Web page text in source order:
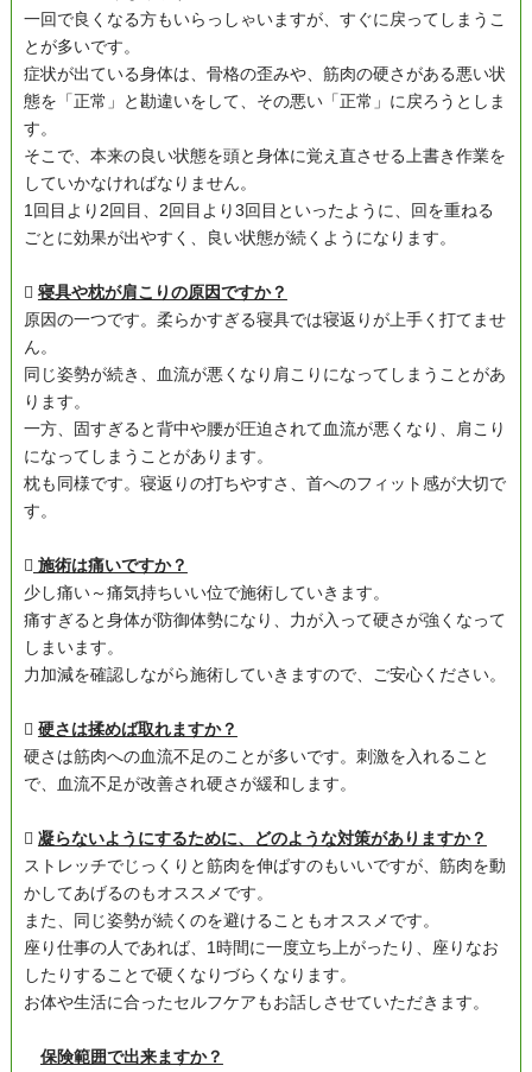
一回で良くなる方もいらっしゃいますが、すぐに戻ってしまうこ
とが多いです。
症状が出ている身体は、骨格の歪みや、筋肉の硬さがある悪い状
態を「正常」と勘違いをして、その悪い「正常」に戻ろうとしま
す。
そこで、本来の良い状態を頭と身体に覚え直させる上書き作業を
していかなければなりません。
1回目より2回目、2回目より3回目といったように、回を重ねる
ごとに効果が出やすく、良い状態が続くようになります。
 寝具や枕が肩こりの原因ですか？
原因の一つです。柔らかすぎる寝具では寝返りが上手く打てませ
ん。
同じ姿勢が続き、血流が悪くなり肩こりになってしまうことがあ
ります。
一方、固すぎると背中や腰が圧迫されて血流が悪くなり、肩こり
になってしまうことがあります。
枕も同様です。寝返りの打ちやすさ、首へのフィット感が大切で
す。
 施術は痛いですか？
少し痛い～痛気持ちいい位で施術していきます。
痛すぎると身体が防御体勢になり、力が入って硬さが強くなって
しまいます。
力加減を確認しながら施術していきますので、ご安心ください。
 硬さは揉めば取れますか？
硬さは筋肉への血流不足のことが多いです。刺激を入れること
で、血流不足が改善され硬さが緩和します。
 凝らないようにするために、どのような対策がありますか？
ストレッチでじっくりと筋肉を伸ばすのもいいですが、筋肉を動
かしてあげるのもオススメです。
また、同じ姿勢が続くのを避けることもオススメです。
座り仕事の人であれば、1時間に一度立ち上がったり、座りなお
したりすることで硬くなりづらくなります。
お体や生活に合ったセルフケアもお話しさせていただきます。
保険範囲で出来ますか？